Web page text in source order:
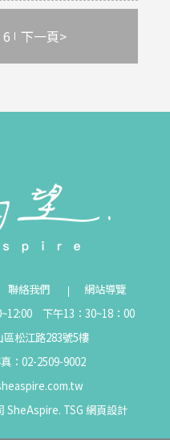
6 下一頁>
聯絡我們
網站導覽
下午13：30~18：00
松江路283號5樓
：02-2509-9002
SheAspire. TSG 網頁設計